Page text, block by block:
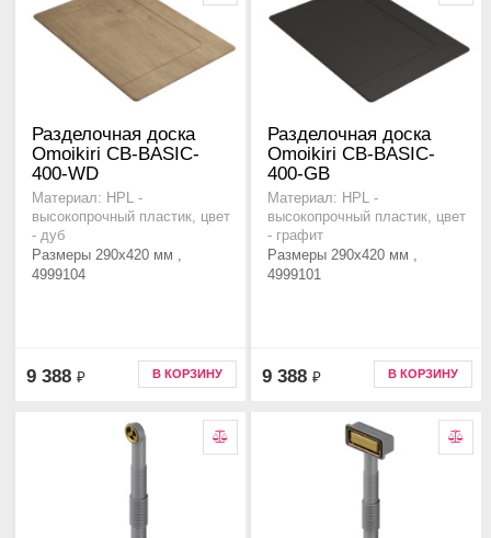
Разделочная доска
Omoikiri CB-BASIC-
400-WD
Материал: HPL -
высокопрочный пластик, цвет
- дуб
Размеры 290x420 мм ,
4999104
9 388 ₽ В КОРЗИНУ
Разделочная доска
Omoikiri CB-BASIC-
400-GB
Материал: HPL -
высокопрочный пластик, цвет
- графит
Размеры 290x420 мм ,
4999101
9 388 ₽ В КОРЗИНУ